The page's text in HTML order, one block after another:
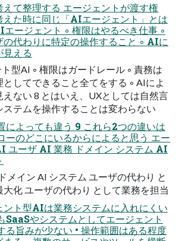
えて整理する エージェントが渡す権
えた時に同じ「AIエージェント」とは
エージェント ◦ 権限はやるべき仕事 ◦
の代わりに特定の操作すること ◦ AIに
見える
型AI ◦ 権限はガードレール ◦ 責務は
としてできること全てをする ◦ AIによ
えない 8 とはいえ、UXとしては自然言
ステムを操作することは変わらない
によっても違う 9 これら2つの違いは
ーのどこにいるからによると思う エー
ユーザ AI 業務 ドメイン システム AI
メイン AI システム ユーザの代わり と
大化 ユーザの代わり として業務を担当
ント型AIは業務システムに入れにくい
SaaSやシステムとしてエージェント
旨みが少ない • 操作範囲はある程度